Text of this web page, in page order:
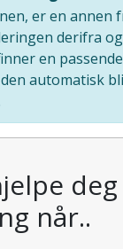
er en annen
derifra og
en
automatisk
deg
når..